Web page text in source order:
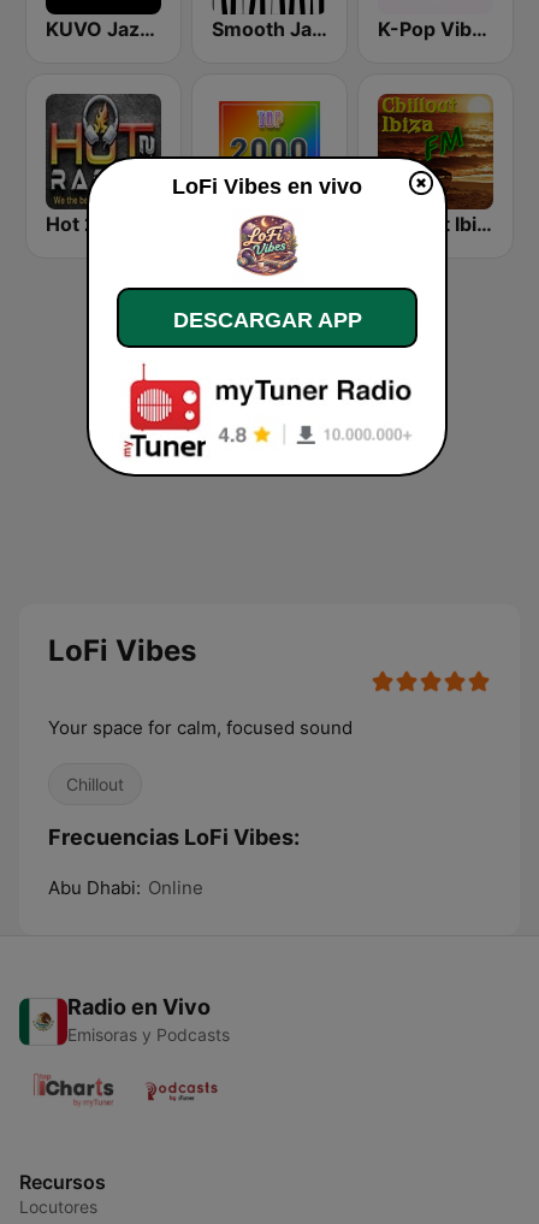
KUVO Jazz 89.3 FM Smooth Jazz - Groov K-Pop Vibes
Chillout Ibiza FM
LoFi Vibes
Your space for calm, focused sound
Chillout
Frecuencias LoFi Vibes:
Abu Dhabi: Online
Radio en Vivo
Emisoras y Podcasts
Recursos
Locutores
LoFi Vibes en vivo
DESCARGAR APP